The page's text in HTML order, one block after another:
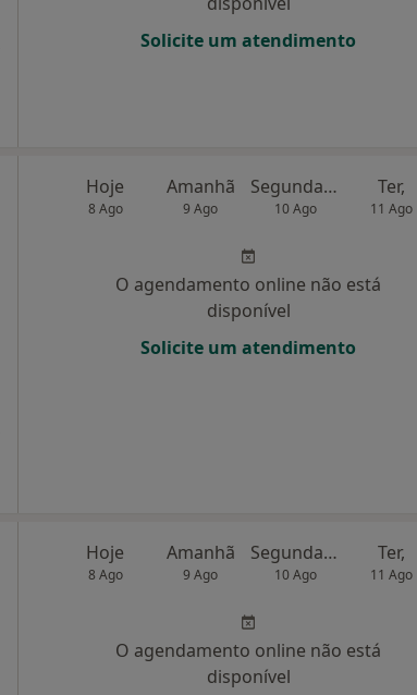
Solicite um atendimento
Hoje
8 Ago
Amanhã
9 Ago
Segunda-feira
10 Ago
Ter,
11 Ago
O agendamento online não está
disponível
Solicite um atendimento
Hoje
8 Ago
Amanhã
9 Ago
Segunda-feira
10 Ago
Ter,
11 Ago
O agendamento online não está
disponível